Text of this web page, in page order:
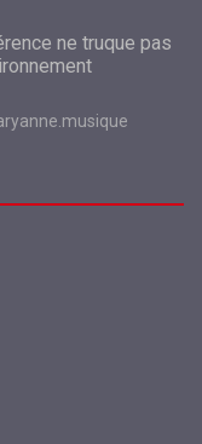
ne truque pas